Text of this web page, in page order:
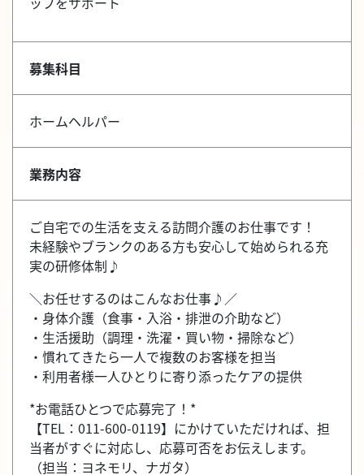
募集科目
ホームヘルパー
業務内容
ご自宅での生活を支える訪問介護のお仕事です！
未経験やブランクのある方も安心して始められる充
実の研修体制♪
＼お任せするのはこんなお仕事♪／
・身体介護（食事・入浴・排泄の介助など）
・生活援助（調理・洗濯・買い物・掃除など）
・慣れてきたら一人で複数のお客様を担当
・利用者様一人ひとりに寄り添ったケアの提供
*お電話ひとつで応募完了！*
【TEL：011-600-0119】にかけていただければ、担
当者がすぐに対応し、応募可否をお伝えします。
（担当：ヨネモリ、ナガタ）